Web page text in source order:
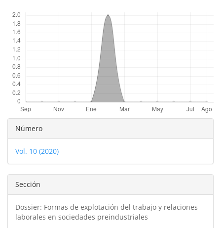
Detalles
del
artículo
Número
Vol. 10 (2020)
Sección
Dossier: Formas de explotación del trabajo y relaciones
laborales en sociedades preindustriales